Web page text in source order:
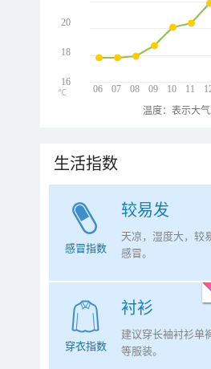
06 07 08 09 10 11
20
18
16
℃
温度：表示大
生活指数
较易发
感冒指数
天凉，湿度大，较
感冒。
衬衫
穿衣指数
建议穿长袖衬衫单
等服装。